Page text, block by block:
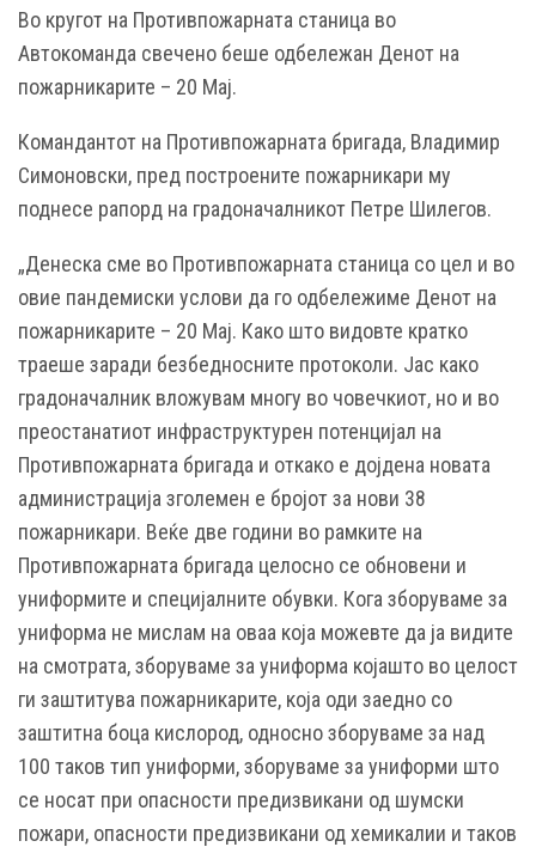
Во кругот на Противпожарната станица во
Автокоманда свечено беше одбележан Денот на
пожарникарите – 20 Мај.
Командантот на Противпожарната бригада, Владимир
Симоновски, пред построените пожарникари му
поднесе рапорд на градоначалникот Петре Шилегов.
„Денеска сме во Противпожарната станица со цел и во
овие пандемиски услови да го одбележиме Денот на
пожарникарите – 20 Мај. Како што видовте кратко
траеше заради безбедносните протоколи. Јас како
градоначалник вложувам многу во човечкиот, но и во
преостанатиот инфраструктурен потенцијал на
Противпожарната бригада и откако е дојдена новата
администрација зголемен е бројот за нови 38
пожарникари. Веќе две години во рамките на
Противпожарната бригада целосно се обновени и
униформите и специјалните обувки. Кога зборуваме за
униформа не мислам на оваа која можевте да ја видите
на смотрата, зборуваме за униформа којашто во целост
ги заштитува пожарникарите, која оди заедно со
заштитна боца кислород, односно зборуваме за над
100 таков тип униформи, зборуваме за униформи што
се носат при опасности предизвикани од шумски
пожари, опасности предизвикани од хемикалии и таков